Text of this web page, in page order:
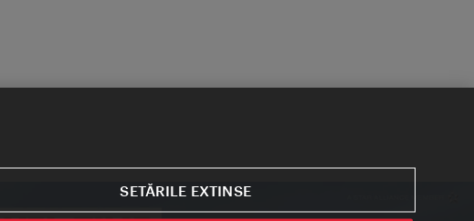
SETĂRILE EXTINSE